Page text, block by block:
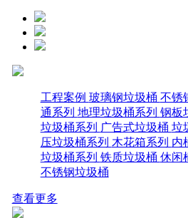
工程案例 玻璃钢垃圾桶 不锈
通系列 地理垃圾桶系列 钢板
垃圾桶系列 广告式垃圾桶 垃
压垃圾桶系列 木花箱系列 内
垃圾桶系列 铁质垃圾桶 休闲
不锈钢垃圾桶
查看更多